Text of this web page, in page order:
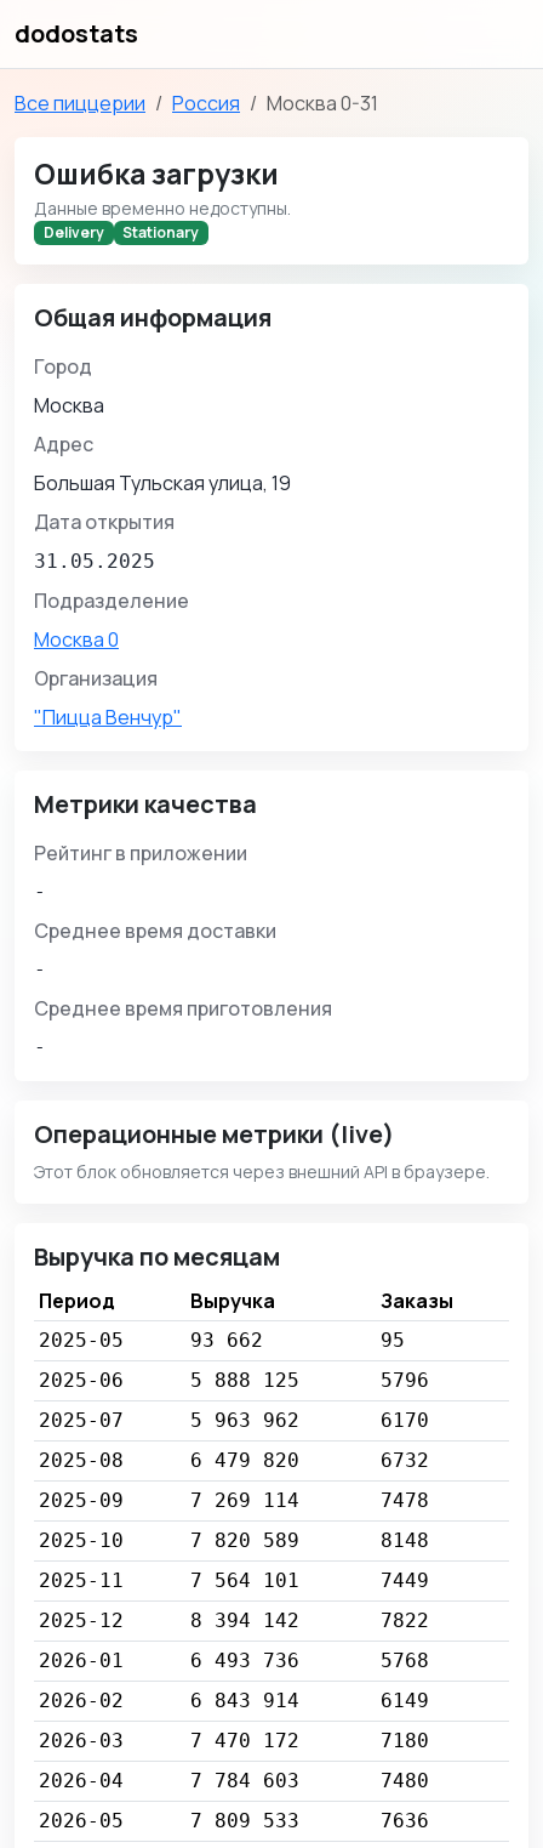
dodostats
Все пиццерии Россия Москва 0-31
Ошибка загрузки
Данные временно недоступны.
Delivery Stationary
Общая информация
Город
Москва
Адрес
Большая Тульская улица, 19
Дата открытия
31.05.2025
Подразделение
Москва 0
Организация
"Пицца Венчур"
Метрики качества
Рейтинг в приложении
-
Среднее время доставки
-
Среднее время приготовления
-
Операционные метрики (live)
Этот блок обновляется через внешний API в браузере.
Выручка по месяцам
Период Выручка Заказы
2025-05 93 662
95
2025-06
5 888 125
5796
2025-07
5 963 962
6170
2025-08
6 479 820
6732
2025-09
7 269 114
7478
2025-10
7 820 589
8148
2025-11
7 564 101
7449
2025-12
8 394 142
7822
2026-01
6 493 736
5768
2026-02
6 843 914
6149
2026-03
7 470 172
7180
2026-04
7 784 603
7480
2026-05
7 809 533
7636